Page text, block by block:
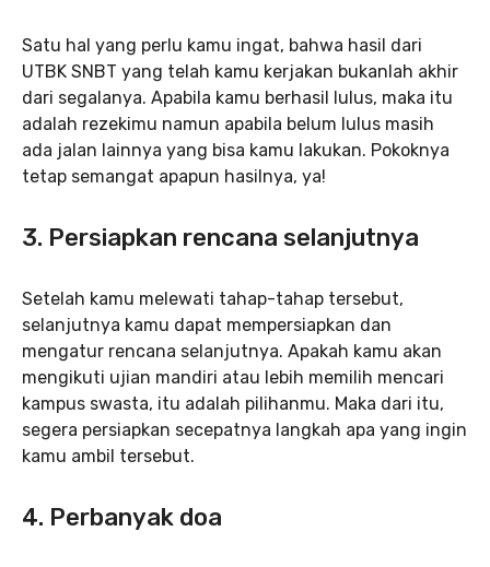
Satu hal yang perlu kamu ingat, bahwa hasil dari
UTBK SNBT yang telah kamu kerjakan bukanlah akhir
dari segalanya. Apabila kamu berhasil lulus, maka itu
adalah rezekimu namun apabila belum lulus masih
ada jalan lainnya yang bisa kamu lakukan. Pokoknya
tetap semangat apapun hasilnya, ya!
3. Persiapkan rencana selanjutnya
Setelah kamu melewati tahap-tahap tersebut,
selanjutnya kamu dapat mempersiapkan dan
mengatur rencana selanjutnya. Apakah kamu akan
mengikuti ujian mandiri atau lebih memilih mencari
kampus swasta, itu adalah pilihanmu. Maka dari itu,
segera persiapkan secepatnya langkah apa yang ingin
kamu ambil tersebut.
4. Perbanyak doa